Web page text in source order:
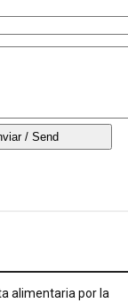
alimentaria por la